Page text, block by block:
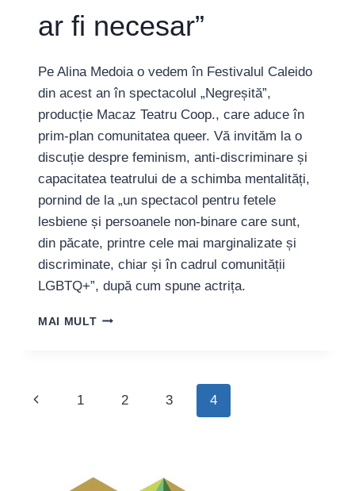
ar fi necesar”
Pe Alina Medoia o vedem în Festivalul Caleido
din acest an în spectacolul „Negreșită”,
producție Macaz Teatru Coop., care aduce în
prim-plan comunitatea queer. Vă invităm la o
discuție despre feminism, anti-discriminare și
capacitatea teatrului de a schimba mentalități,
pornind de la „un spectacol pentru fetele
lesbiene și persoanele non-binare care sunt,
din păcate, printre cele mai marginalizate și
discriminate, chiar și în cadrul comunității
LGBTQ+”, după cum spune actrița.
MAI MULTACTRIȚA
UNEORI
O
Page
Previous1 2 3 4